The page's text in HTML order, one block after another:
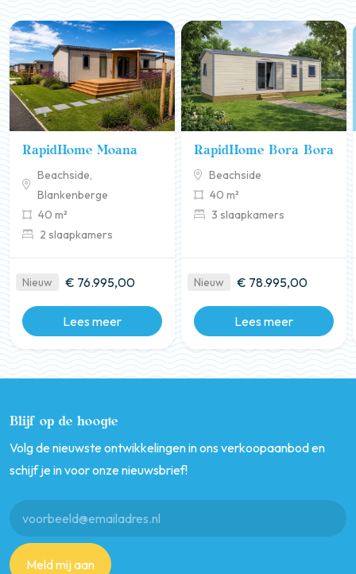
RapidHome Moana
Beachside,
Blankenberge
40 m²
2 slaapkamers
Nieuw € 76.995,00
Lees meer
RapidHome Bora Bora
Beachside
40 m²
3 slaapkamers
Nieuw € 78.995,00
Lees meer
Blijf op de hoogte
Volg de nieuwste ontwikkelingen in ons verkoopaanbod en
schijf je in voor onze nieuwsbrief!
Meld mij aan